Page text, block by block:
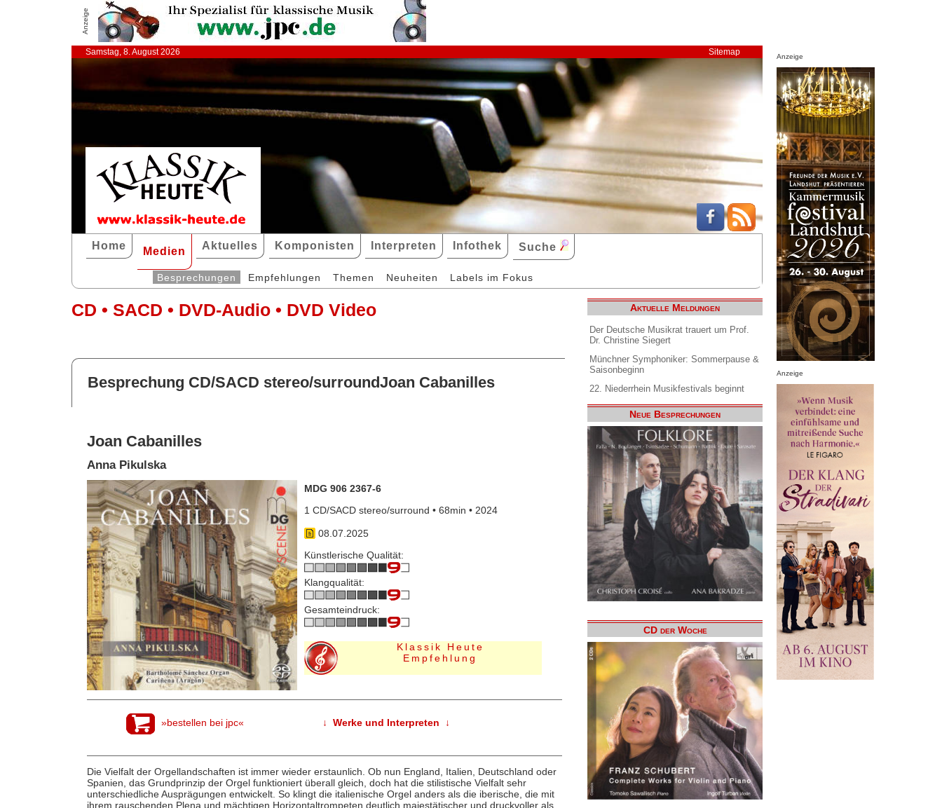
Anzeige
Samstag, 8. August 2026 Sitemap
Home Medien Aktuelles Komponisten Interpreten Infothek Suche
Besprechungen Empfehlungen Themen Neuheiten Labels im Fokus
CD • SACD • DVD-Audio • DVD Video
Besprechung CD/SACD stereo/surroundJoan Cabanilles
Joan Cabanilles
Anna Pikulska
MDG 906 2367-6
1 CD/SACD stereo/surround • 68min • 2024
08.07.2025
Künstlerische Qualität:
Klangqualität:
Gesamteindruck:
Klassik Heute
Empfehlung
»bestellen bei jpc« ↓ Werke und Interpreten ↓
Die Vielfalt der Orgellandschaften ist immer wieder erstaunlich. Ob nun England, Italien, Deutschland oder
Spanien, das Grundprinzip der Orgel funktioniert überall gleich, doch hat die stilistische Vielfalt sehr
unterschiedliche Ausprägungen entwickelt. So klingt die italienische Orgel anders als die iberische, die mit
ihrem rauschenden Plena und mächtigen Horizontaltrompeten deutlich majestätischer und druckvoller als
Aktuelle Meldungen
Der Deutsche Musikrat trauert um Prof.
Dr. Christine Siegert
Münchner Symphoniker: Sommerpause &
Saisonbeginn
22. Niederrhein Musikfestivals beginnt
Neue Besprechungen
CD der Woche
Anzeige
Anzeige